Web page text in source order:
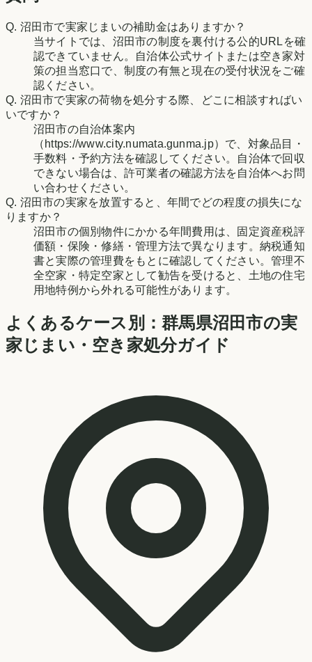
Q. 沼田市で実家じまいの補助金はありますか？
当サイトでは、沼田市の制度を裏付ける公的URLを確
認できていません。自治体公式サイトまたは空き家対
策の担当窓口で、制度の有無と現在の受付状況をご確
認ください。
Q. 沼田市で実家の荷物を処分する際、どこに相談すればい
いですか？
沼田市の自治体案内
（https://www.city.numata.gunma.jp）で、対象品目・
手数料・予約方法を確認してください。自治体で回収
できない場合は、許可業者の確認方法を自治体へお問
い合わせください。
Q. 沼田市の実家を放置すると、年間でどの程度の損失にな
りますか？
沼田市の個別物件にかかる年間費用は、固定資産税評
価額・保険・修繕・管理方法で異なります。納税通知
書と実際の管理費をもとに確認してください。管理不
全空家・特定空家として勧告を受けると、土地の住宅
用地特例から外れる可能性があります。
よくあるケース別：群馬県沼田市の実
家じまい・空き家処分ガイド